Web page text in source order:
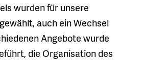
wurden für unsere
auch ein Wechsel
Angebote wurde
die Organisation des